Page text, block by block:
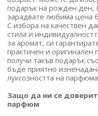
подарък на рожден ден,
зарадвате любима цена
С избора на качествен
стила и
за аромат, си
практичен и оригинален
получи такъв подарък
бъде приятно
луксозността на
Защо да ни се
парфюм